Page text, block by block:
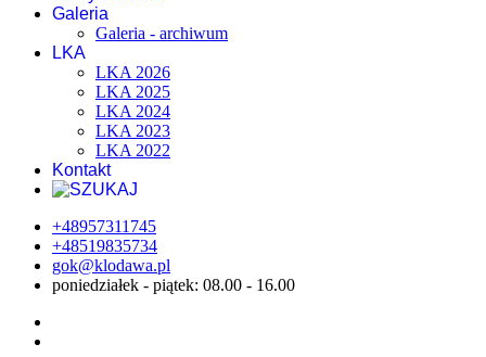
Galeria
Galeria - archiwum
LKA
LKA 2026
LKA 2025
LKA 2024
LKA 2023
LKA 2022
Kontakt
+48957311745
+48519835734
gok@klodawa.pl
poniedziałek - piątek: 08.00 - 16.00